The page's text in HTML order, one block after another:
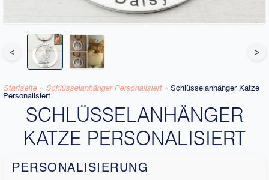
< >
Startseite » Schlüsselanhänger Personalisiert » Schlüsselanhänger Katze
Personalisiert
SCHLÜSSELANHÄNGER
KATZE PERSONALISIERT
PERSONALISIERUNG